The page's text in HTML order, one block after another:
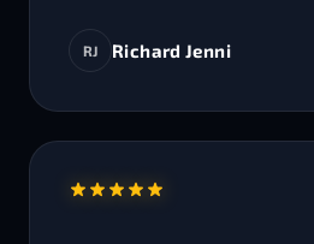
RJ Richard Jenni